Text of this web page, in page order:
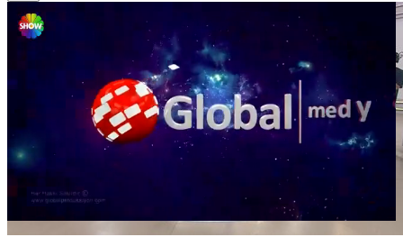
Sesi
Aç
Yüklendi
Oynatma
Hızı